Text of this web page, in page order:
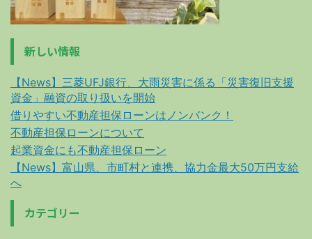
新しい情報
【News】三菱UFJ銀行、大雨災害に係る「災害復旧支援
資金」融資の取り扱いを開始
借りやすい不動産担保ローンはノンバンク！
不動産担保ローンについて
起業資金にも不動産担保ローン
【News】富山県、市町村と連携、協力金最大50万円支給
へ
カテゴリー